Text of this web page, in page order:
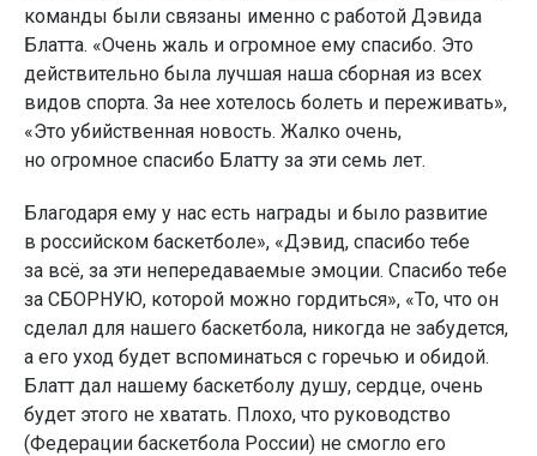
команды были связаны именно с работой Дэвида
Блатта. «Очень жаль и огромное ему спасибо. Это
действительно была лучшая наша сборная из всех
видов спорта. За нее хотелось болеть и переживать»,
«Это убийственная новость. Жалко очень,
но огромное спасибо Блатту за эти семь лет.
Благодаря ему у нас есть награды и было развитие
в российском баскетболе», «Дэвид, спасибо тебе
за всё, за эти непередаваемые эмоции. Спасибо тебе
за СБОРНУЮ, которой можно гордиться», «То, что он
сделал для нашего баскетбола, никогда не забудется,
а его уход будет вспоминаться с горечью и обидой.
Блатт дал нашему баскетболу душу, сердце, очень
будет этого не хватать. Плохо, что руководство
(Федерации баскетбола России) не смогло его